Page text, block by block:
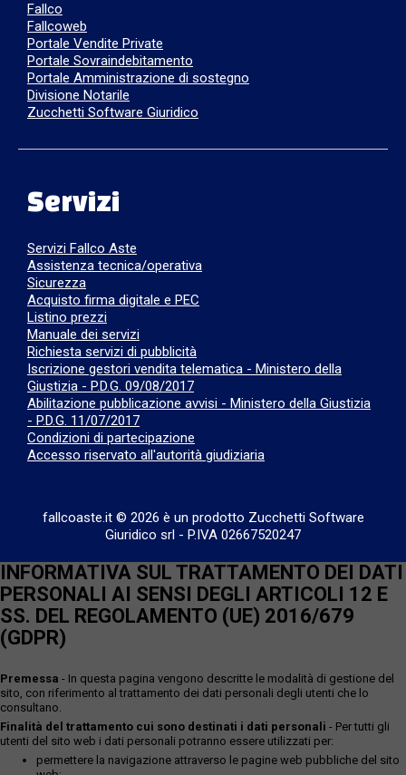
Fallco
Fallcoweb
Portale Vendite Private
Portale Sovraindebitamento
Portale Amministrazione di sostegno
Divisione Notarile
Zucchetti Software Giuridico
Servizi
Servizi Fallco Aste
Assistenza tecnica/operativa
Sicurezza
Acquisto firma digitale e PEC
Listino prezzi
Manuale dei servizi
Richiesta servizi di pubblicità
Iscrizione gestori vendita telematica - Ministero della
Giustizia - P.D.G. 09/08/2017
Abilitazione pubblicazione avvisi - Ministero della Giustizia
- P.D.G. 11/07/2017
Condizioni di partecipazione
Accesso riservato all'autorità giudiziaria
fallcoaste.it © 2026 è un prodotto Zucchetti Software
Giuridico srl - P.IVA 02667520247
INFORMATIVA SUL TRATTAMENTO DEI DATI
PERSONALI AI SENSI DEGLI ARTICOLI 12 E
SS. DEL REGOLAMENTO (UE) 2016/679
(GDPR)
Premessa - In questa pagina vengono descritte le modalità di gestione del
sito, con riferimento al trattamento dei dati personali degli utenti che lo
consultano.
Finalità del trattamento cui sono destinati i dati personali - Per tutti gli
utenti del sito web i dati personali potranno essere utilizzati per:
permettere la navigazione attraverso le pagine web pubbliche del sito